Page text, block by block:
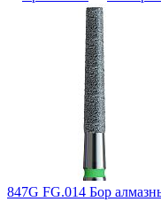
847G FG.014 Бор